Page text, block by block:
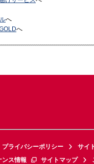
へ
へ
プライバシーポリシー
サイ
ンス情報 サイトマップ